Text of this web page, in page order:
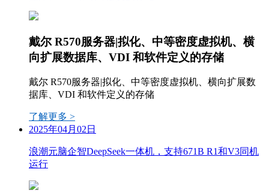
戴尔 R570服务器|拟化、中等密度虚拟机、横
向扩展数据库、VDI 和软件定义的存储
戴尔 R570服务器|拟化、中等密度虚拟机、横向扩展数
据库、VDI 和软件定义的存储
了解更多 >
2025年04月02日
浪潮元脑企智DeepSeek一体机，支持671B R1和V3同机
运行